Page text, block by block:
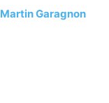
Garagnon